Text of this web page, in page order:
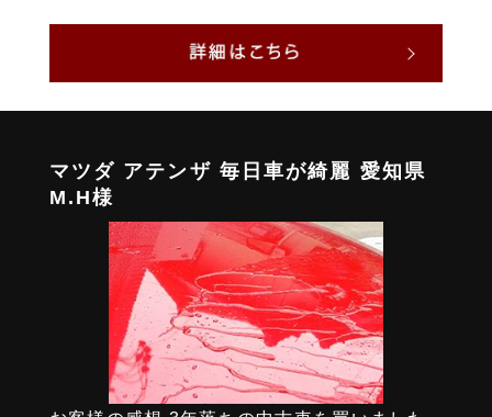
マツダ アテンザ 毎日車が綺麗 愛知県
M.H様